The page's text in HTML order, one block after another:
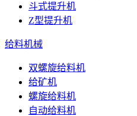
斗式提升机
Z型提升机
给料机械
双螺旋给料机
给矿机
螺旋给料机
自动给料机